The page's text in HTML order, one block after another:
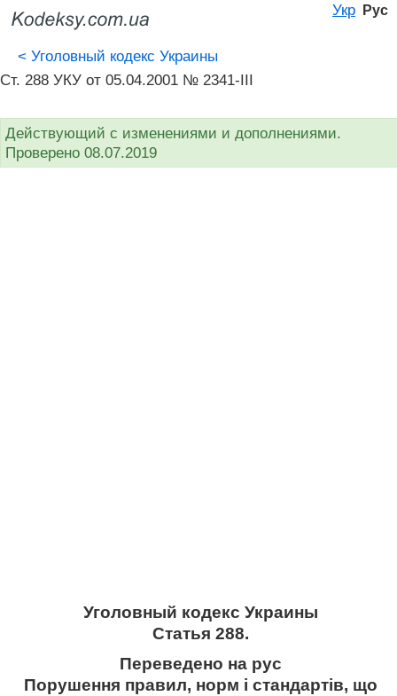
Укр Рус
< Уголовный кодекс Украины
Ст. 288 УКУ от 05.04.2001 № 2341-III
Действующий с изменениями и дополнениями.
Проверено 08.07.2019
Уголовный кодекс Украины
Статья 288.
Переведено на рус
Порушення правил, норм і стандартів, що